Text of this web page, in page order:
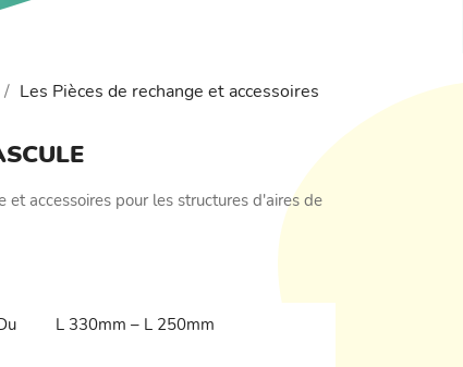
Les Pièces de rechange et accessoires
et accessoires pour les structures d'aires de
L 330mm – L 250mm